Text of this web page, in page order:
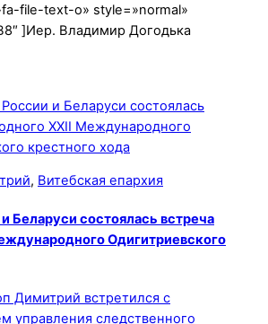
file-text-o» style=»normal»
]Иер. Владимир Догодька
, Витебская епархия
Беларуси состоялась встреча
Одигитриевского